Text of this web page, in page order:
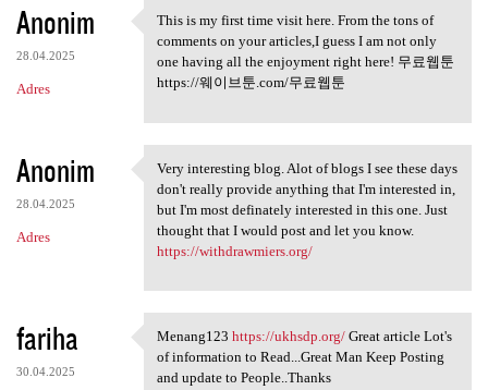
Anonim
28.04.2025
Adres
This is my first time visit
This is my first time visit here. From the tons of
comments on your articles,I guess I am not only
one having all the enjoyment right here! 무료웹툰
https://웨이브툰.com/무료웹툰
Anonim
28.04.2025
Adres
Very interesting blog. Alot
Very interesting blog. Alot of blogs I see these days
don't really provide anything that I'm interested in,
but I'm most definately interested in this one. Just
thought that I would post and let you know.
https://withdrawmiers.org/
fariha
30.04.2025
Menang123 https://ukhsdp.org/
Menang123 https://ukhsdp.org/Great article Lot's
of information to Read...Great Man Keep Posting
and update to People..Thanks